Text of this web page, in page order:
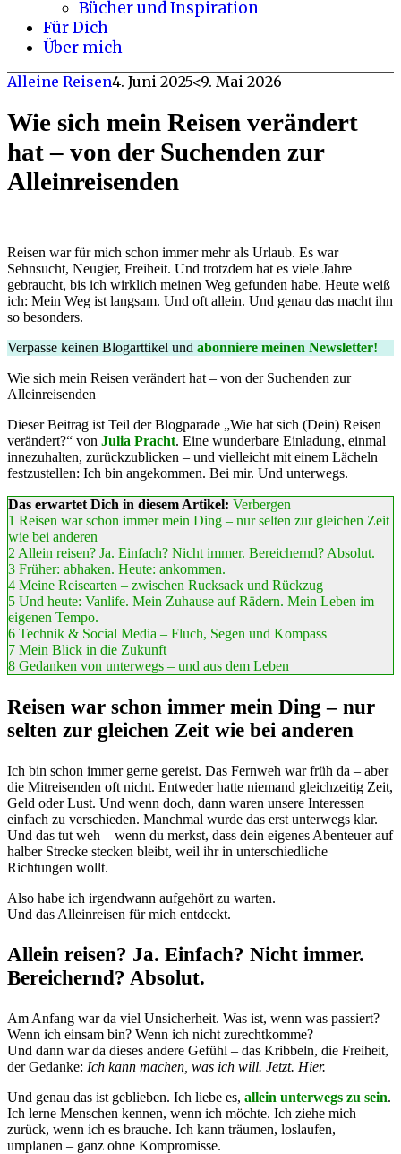
Bücher und Inspiration
Für Dich
Über mich
Alleine Reisen4. Juni 2025<9. Mai 2026
Wie sich mein Reisen verändert
hat – von der Suchenden zur
Alleinreisenden
Reisen war für mich schon immer mehr als Urlaub. Es war
Sehnsucht, Neugier, Freiheit. Und trotzdem hat es viele Jahre
gebraucht, bis ich wirklich meinen Weg gefunden habe. Heute weiß
ich: Mein Weg ist langsam. Und oft allein. Und genau das macht ihn
so besonders.
Verpasse keinen Blogarttikel und abonniere meinen Newsletter!
Wie sich mein Reisen verändert hat – von der Suchenden zur
Alleinreisenden
Dieser Beitrag ist Teil der Blogparade „Wie hat sich (Dein) Reisen
verändert?“ von Julia Pracht. Eine wunderbare Einladung, einmal
innezuhalten, zurückzublicken – und vielleicht mit einem Lächeln
festzustellen: Ich bin angekommen. Bei mir. Und unterwegs.
Das erwartet Dich in diesem Artikel: Verbergen
1 Reisen war schon immer mein Ding – nur selten zur gleichen Zeit
wie bei anderen
2 Allein reisen? Ja. Einfach? Nicht immer. Bereichernd? Absolut.
3 Früher: abhaken. Heute: ankommen.
4 Meine Reisearten – zwischen Rucksack und Rückzug
5 Und heute: Vanlife. Mein Zuhause auf Rädern. Mein Leben im
eigenen Tempo.
6 Technik & Social Media – Fluch, Segen und Kompass
7 Mein Blick in die Zukunft
8 Gedanken von unterwegs – und aus dem Leben
Reisen war schon immer mein Ding – nur
selten zur gleichen Zeit wie bei anderen
Ich bin schon immer gerne gereist. Das Fernweh war früh da – aber
die Mitreisenden oft nicht. Entweder hatte niemand gleichzeitig Zeit,
Geld oder Lust. Und wenn doch, dann waren unsere Interessen
einfach zu verschieden. Manchmal wurde das erst unterwegs klar.
Und das tut weh – wenn du merkst, dass dein eigenes Abenteuer auf
halber Strecke stecken bleibt, weil ihr in unterschiedliche
Richtungen wollt.
Also habe ich irgendwann aufgehört zu warten.
Und das Alleinreisen für mich entdeckt.
Allein reisen? Ja. Einfach? Nicht immer.
Bereichernd? Absolut.
Am Anfang war da viel Unsicherheit. Was ist, wenn was passiert?
Wenn ich einsam bin? Wenn ich nicht zurechtkomme?
Und dann war da dieses andere Gefühl – das Kribbeln, die Freiheit,
der Gedanke: Ich kann machen, was ich will. Jetzt. Hier.
Und genau das ist geblieben. Ich liebe es, allein unterwegs zu sein.
Ich lerne Menschen kennen, wenn ich möchte. Ich ziehe mich
zurück, wenn ich es brauche. Ich kann träumen, loslaufen,
umplanen – ganz ohne Kompromisse.